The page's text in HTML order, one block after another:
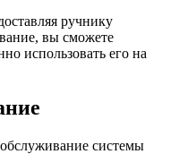
ручнику
вы сможете
использовать его на
системы